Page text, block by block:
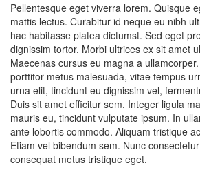
Pellentesque eget viverra lorem. Quisque
mattis lectus. Curabitur id neque eu nibh
hac habitasse platea dictumst. Sed eget
dignissim tortor. Morbi ultrices ex sit amet
Maecenas cursus eu magna a
porttitor metus malesuada, vitae tempus
urna elit, tincidunt eu dignissim vel,
Duis sit amet efficitur sem. Integer ligula
mauris eu, tincidunt vulputate ipsum. In
ante lobortis commodo. Aliquam tristique
Etiam vel bibendum sem. Nunc
consequat metus tristique eget.